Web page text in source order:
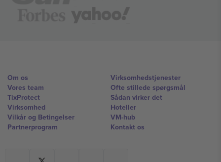
Om os
Vores team
TixProtect
Virksomhed
Vilkår og Betingelser
Partnerprogram
Virksomhedstjenester
Ofte stillede spørgsmål
Sådan virker det
Hoteller
VM-hub
Kontakt os